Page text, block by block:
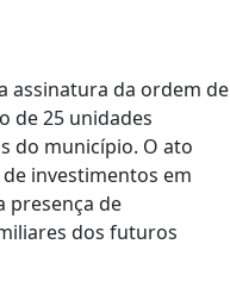
assinatura da ordem de
de 25 unidades
do município. O ato
investimentos em
presença de
dos futuros